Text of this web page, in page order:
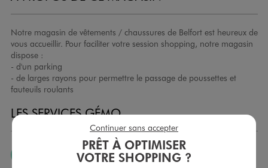
Notre magasin de vêtements / chaussures de Belfort est heureux de
vous accueillir. Pour faciliter votre session shopping, notre magasin
dispose :
- d'un parking
- de larges rayons pour permettre le passage de poussettes et
fauteuils roulants
LES SERVICES GÉMO
JE PEUX CHANGER D’AVIS
PRÊT À OPTIMISER
VOTRE SHOPPING ?
Continuer sans accepter